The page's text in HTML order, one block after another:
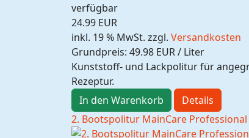
verfügbar
24.99 EUR
inkl. 19 % MwSt. zzgl. Versandkosten
Grundpreis: 49.98 EUR / Liter
Kunststoff- und Lackpolitur für
Rezeptur.
In den Warenkorb
Details
2. Bootspolitur MainCare Professional